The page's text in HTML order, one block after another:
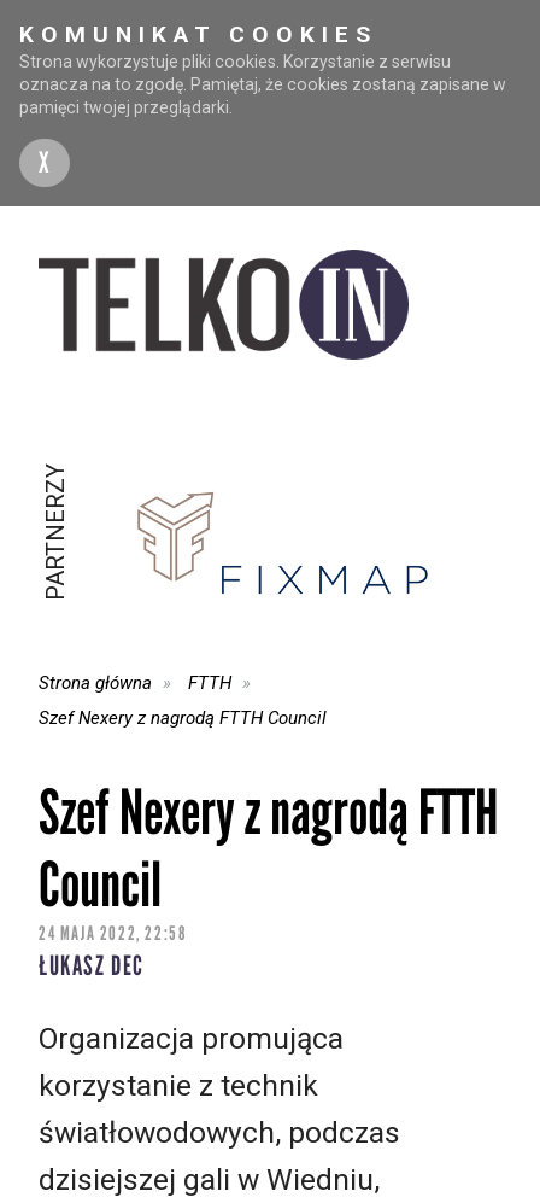
KOMUNIKAT COOKIES
Strona wykorzystuje pliki cookies. Korzystanie z serwisu
oznacza na to zgodę. Pamiętaj, że cookies zostaną zapisane w
pamięci twojej przeglądarki.
X
PARTNERZY
Strona główna
FTTH
Szef Nexery z nagrodą FTTH Council
Szef Nexery z nagrodą FTTH
Council
24 MAJA 2022, 22:58
ŁUKASZ DEC
Organizacja promująca
korzystanie z technik
światłowodowych, podczas
dzisiejszej gali w Wiedniu,